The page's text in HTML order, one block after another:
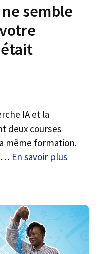
semble
IA et la
deux courses
même formation.
… En savoir plus